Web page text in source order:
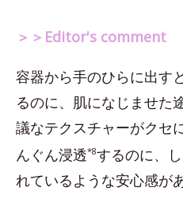
＞＞Editor's comment
容器から手のひらに出す
るのに、肌になじませた
議なテクスチャーがクセ
んぐん浸透*8するのに、
れているような安心感が